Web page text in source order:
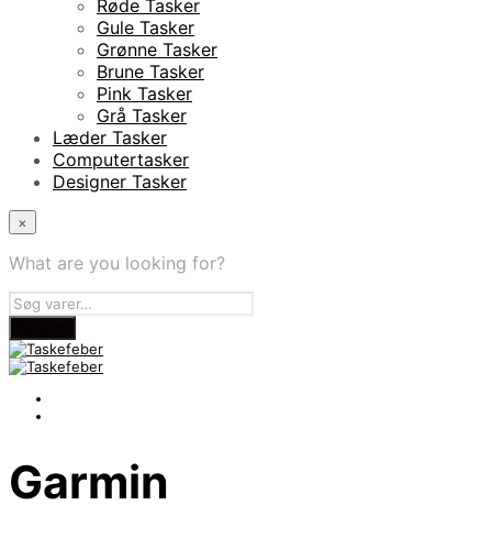
Røde Tasker
Gule Tasker
Grønne Tasker
Brune Tasker
Pink Tasker
Grå Tasker
Læder Tasker
Computertasker
Designer Tasker
×
What are you looking for?
Garmin